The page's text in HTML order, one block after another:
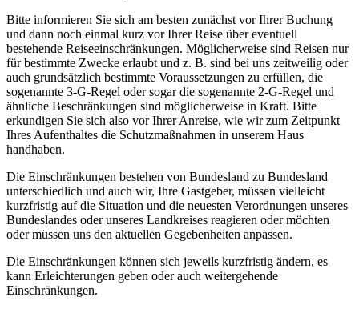
Bitte informieren Sie sich am besten zunächst vor Ihrer Buchung
und dann noch einmal kurz vor Ihrer Reise über eventuell
bestehende Reiseeinschränkungen. Möglicherweise sind Reisen nur
für bestimmte Zwecke erlaubt und z. B. sind bei uns zeitweilig oder
auch grundsätzlich bestimmte Voraussetzungen zu erfüllen, die
sogenannte 3-G-Regel oder sogar die sogenannte 2-G-Regel und
ähnliche Beschränkungen sind möglicherweise in Kraft. Bitte
erkundigen Sie sich also vor Ihrer Anreise, wie wir zum Zeitpunkt
Ihres Aufenthaltes die Schutzmaßnahmen in unserem Haus
handhaben.
Die Einschränkungen bestehen von Bundesland zu Bundesland
unterschiedlich und auch wir, Ihre Gastgeber, müssen vielleicht
kurzfristig auf die Situation und die neuesten Verordnungen unseres
Bundeslandes oder unseres Landkreises reagieren oder möchten
oder müssen uns den aktuellen Gegebenheiten anpassen.
Die Einschränkungen können sich jeweils kurzfristig ändern, es
kann Erleichterungen geben oder auch weitergehende
Einschränkungen.